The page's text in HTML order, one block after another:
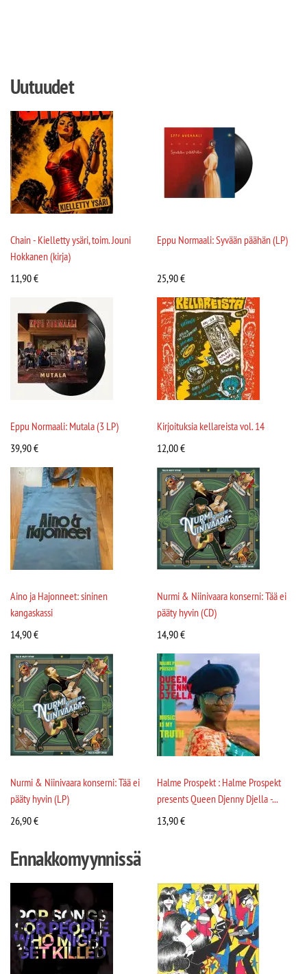
Uutuudet
Chain - Kielletty ysäri, toim. Jouni
Hokkanen (kirja)
11,90€
Eppu Normaali: Syvään päähän (LP)
25,90€
Eppu Normaali: Mutala (3 LP)
39,90€
Kirjoituksia kellareista vol. 14
12,00€
Aino ja Hajonneet: sininen
kangaskassi
14,90€
Nurmi & Niinivaara konserni: Tää ei
pääty hyvin (CD)
14,90€
Nurmi & Niinivaara konserni: Tää ei
pääty hyvin (LP)
26,90€
Halme Prospekt : Halme Prospekt
presents Queen Djenny Djella -...
13,90€
Ennakkomyynnissä